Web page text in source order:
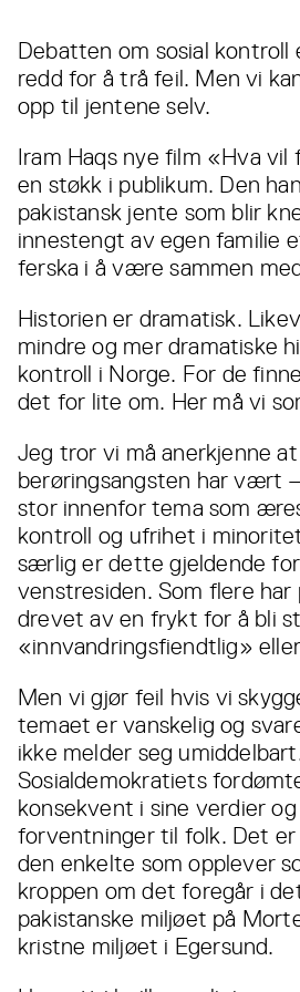
Debatten om sosial kontroll
redd for å trå feil. Men vi
opp til jentene selv.
Iram Haqs nye film «Hva vil
en støkk i publikum. Den
pakistansk jente som blir
innestengt av egen familie
ferska i å være sammen
Historien er dramatisk.
mindre og mer dramatiske
kontroll i Norge. For de
det for lite om. Her må vi
Jeg tror vi må anerkjenne
berøringsangsten har vært
stor innenfor tema som
kontroll og ufrihet i
særlig er dette gjeldende
venstresiden. Som flere
drevet av en frykt for å bli
«innvandringsfiendtlig»
Men vi gjør feil hvis vi
temaet er vanskelig og
ikke melder seg
Sosialdemokratiets
konsekvent i sine verdier og
forventninger til folk. Det er
den enkelte som opplever
kroppen om det foregår i
pakistanske miljøet på
kristne miljøet i Egersund.